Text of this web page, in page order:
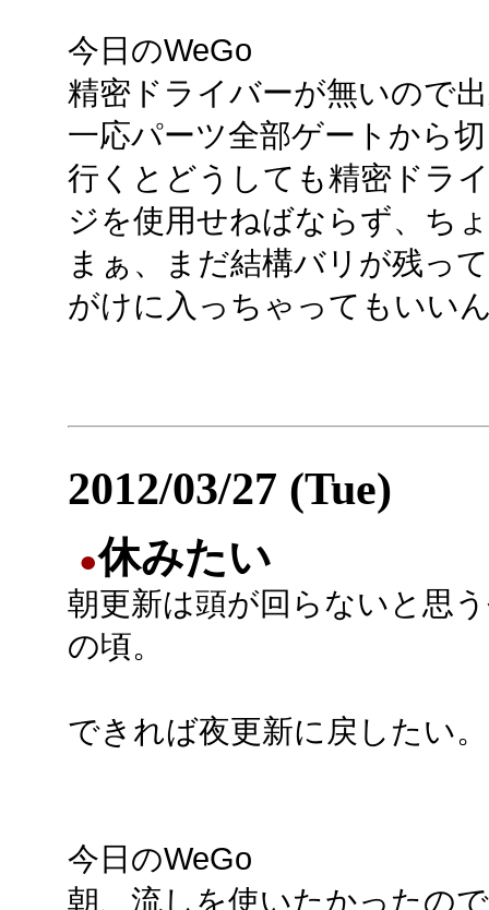
今日のWeGo
精密ドライバーが無いので
一応パーツ全部ゲートから
行くとどうしても精密ドラ
ジを使用せねばならず、ち
まぁ、まだ結構バリが残っ
がけに入っちゃってもいい
2012/03/27 (Tue)
●休みたい
朝更新は頭が回らないと思
の頃。
できれば夜更新に戻したい。
今日のWeGo
朝、流しを使いたかったの